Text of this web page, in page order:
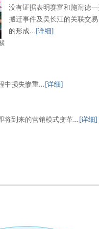
没有证据表明赛富和施耐德
搬迁事件及吴长江的关联交
的形成…[详细]
中损失惨重…[详细]
将到来的营销模式变革…[详细]